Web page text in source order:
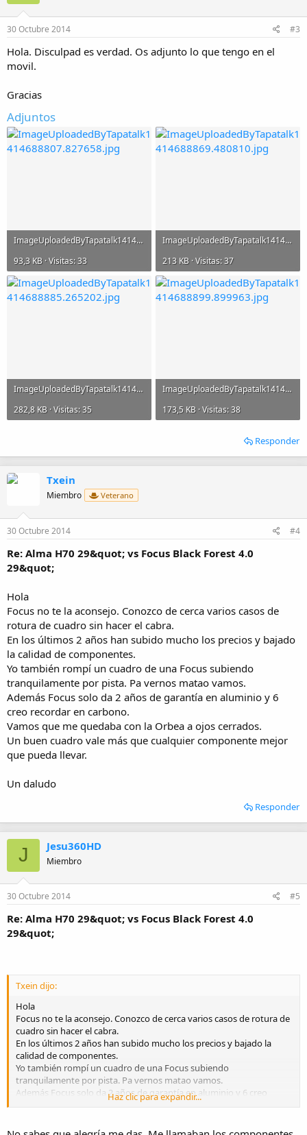
30 Octubre 2014 #3
Hola. Disculpad es verdad. Os adjunto lo que tengo en el
movil.
Gracias
Adjuntos
ImageUploadedByTapatalk1414688807.827658.jpg
93,3 KB · Visitas: 33
ImageUploadedByTapatalk1414688869.480810.jpg
213 KB · Visitas: 37
ImageUploadedByTapatalk1414688885.265202.jpg
282,8 KB · Visitas: 35
ImageUploadedByTapatalk1414688899.899963.jpg
173,5 KB · Visitas: 38
Responder
Txein
Miembro Veterano
30 Octubre 2014 #4
Re: Alma H70 29&quot; vs Focus Black Forest 4.0
29&quot;
Hola
Focus no te la aconsejo. Conozco de cerca varios casos de
rotura de cuadro sin hacer el cabra.
En los últimos 2 años han subido mucho los precios y bajado
la calidad de componentes.
Yo también rompí un cuadro de una Focus subiendo
tranquilamente por pista. Pa vernos matao vamos.
Además Focus solo da 2 años de garantía en aluminio y 6
creo recordar en carbono.
Vamos que me quedaba con la Orbea a ojos cerrados.
Un buen cuadro vale más que cualquier componente mejor
que pueda llevar.
Un daludo
Responder
J Jesu360HD
Miembro
30 Octubre 2014 #5
Re: Alma H70 29&quot; vs Focus Black Forest 4.0
29&quot;
Txein dijo:
Hola
Focus no te la aconsejo. Conozco de cerca varios casos de rotura de
cuadro sin hacer el cabra.
En los últimos 2 años han subido mucho los precios y bajado la
calidad de componentes.
Yo también rompí un cuadro de una Focus subiendo
tranquilamente por pista. Pa vernos matao vamos.
Además Focus solo da 2 años de garantía en aluminio y 6 creo
Un buen cuadro vale más que cualquier componente mejor que
Haz clic para expandir...